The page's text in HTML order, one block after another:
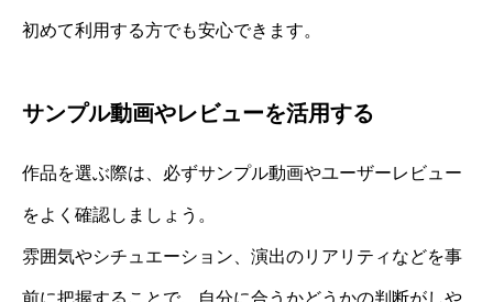
初めて利用する方でも安心できます。
サンプル動画やレビューを活用する
作品を選ぶ際は、必ずサンプル動画やユーザーレビュー
をよく確認しましょう。
雰囲気やシチュエーション、演出のリアリティなどを事